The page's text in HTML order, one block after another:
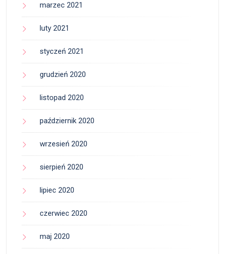
marzec 2021
luty 2021
styczeń 2021
grudzień 2020
listopad 2020
październik 2020
wrzesień 2020
sierpień 2020
lipiec 2020
czerwiec 2020
maj 2020